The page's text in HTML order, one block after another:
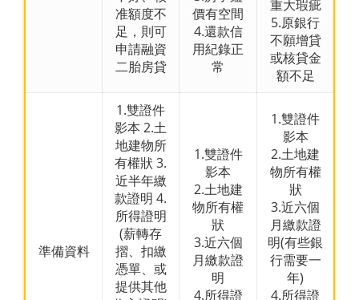
准額度不
足，則可
申請融資
二胎房貸
價有空間
4.還款信
用紀錄正
常
重大瑕疵
5.原銀行
不願增貸
或核貸金
額不足
準備資料
1.雙證件
影本 2.土
地建物所
有權狀 3.
近半年繳
款證明 4.
所得證明
(薪轉存
摺、扣繳
憑單、或
提供其他
1.雙證件
影本
2.土地建
物所有權
狀
3.近六個
月繳款證
明
4.所得證
1.雙證件
影本
2.土地建
物所有權
狀
3.近六個
月繳款證
明(有些銀
行需要一
年)
4.所得證